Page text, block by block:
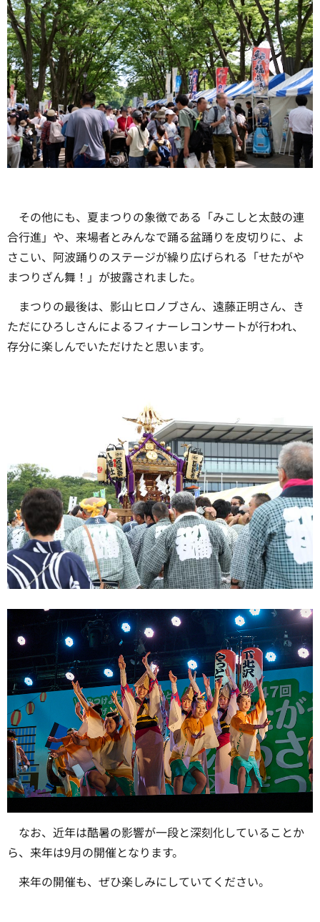
その他にも、夏まつりの象徴である「みこしと太鼓の連
合行進」や、来場者とみんなで踊る盆踊りを皮切りに、よ
さこい、阿波踊りのステージが繰り広げられる「せたがや
まつりざん舞！」が披露されました。
まつりの最後は、影山ヒロノブさん、遠藤正明さん、き
ただにひろしさんによるフィナーレコンサートが行われ、
存分に楽しんでいただけたと思います。
なお、近年は酷暑の影響が一段と深刻化していることか
ら、来年は9月の開催となります。
来年の開催も、ぜひ楽しみにしていてください。